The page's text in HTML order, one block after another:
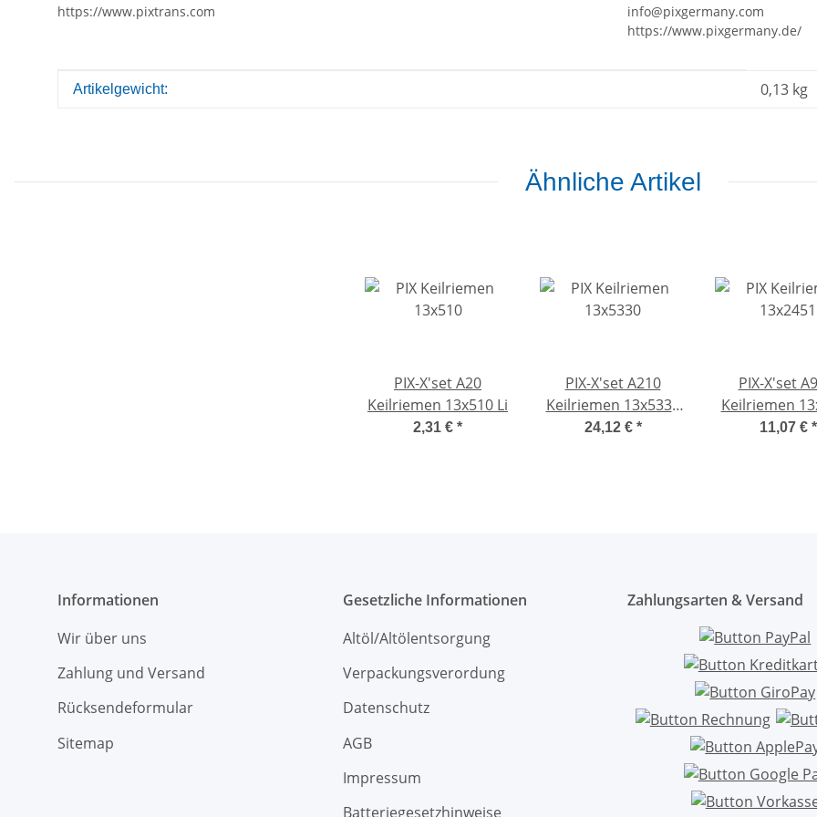
https://www.pixtrans.com
info@pixgermany.com
https://www.pixgermany.de/
Produkteigenschaft
Wert
Artikelgewicht: 0,13 kg
Ähnliche Artikel
PIX-X'set A20
Keilriemen 13x510 Li
2,31 € *
PIX-X'set A210
Keilriemen 13x5330
Li
24,12 € *
PIX-X'set
Keilriemen
Li
11,07 € *
Informationen
Wir über uns
Zahlung und Versand
Rücksendeformular
Sitemap
Gesetzliche Informationen
Altöl/Altölentsorgung
Verpackungsverordung
Datenschutz
AGB
Impressum
Batteriegesetzhinweise
Zahlungsarten & Versand